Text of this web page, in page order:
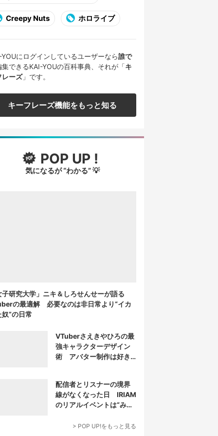
Creepy Nuts ホロライブ
YOUにログインしているユーザーなら誰で
集できるKAI-YOUの百科事典、それが「キ
レーズ」です。
キーフレーズ機能をもっと知る
POP UP !
気になるが “わかる” 💡
子研究大学」ニキ＆しろせんせーが語る
の最適解 必要なのは非日常より“イカ
奴”の日常
VTuberさえきやひろの最
強キャラクターデザイン
術 アバター制作は好き
配信者とリスナーの境界
線がなくなった日 IRIAM
のリアルイベントは“みん
> POP UP!をもっと見る